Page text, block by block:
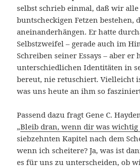
selbst schrieb einmal, daß wir
buntscheckigen Fetzen bestehen,
aneinanderhängen. Er hatte
Selbstzweifel – gerade auch im
Schreiben seiner Essays – aber er
unterschiedlichen Identitäten in
bereut, nie retuschiert. Vielleicht
was uns heute an ihm so
Passend dazu fragt Gene C.
„Bleib dran, wenn dir was wichtig
siebzehnten Kapitel nach dem
wenn ich scheitere? Ja, was ist
es für uns zu unterscheiden, ob